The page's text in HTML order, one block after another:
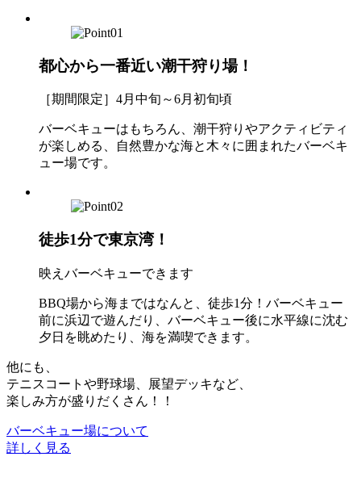
都心から一番近い潮干狩り場！
［期間限定］4月中旬～6月初旬頃
バーベキューはもちろん、潮干狩りやアクティビティ
が楽しめる、自然豊かな海と木々に囲まれたバーベキ
ュー場です。
徒歩1分で東京湾！
映えバーベキューできます
BBQ場から海まではなんと、徒歩1分！バーベキュー
前に浜辺で遊んだり、バーベキュー後に水平線に沈む
夕日を眺めたり、海を満喫できます。
他にも、
テニスコートや野球場、展望デッキなど、
楽しみ方が盛りだくさん！！
バーベキュー場について
詳しく見る